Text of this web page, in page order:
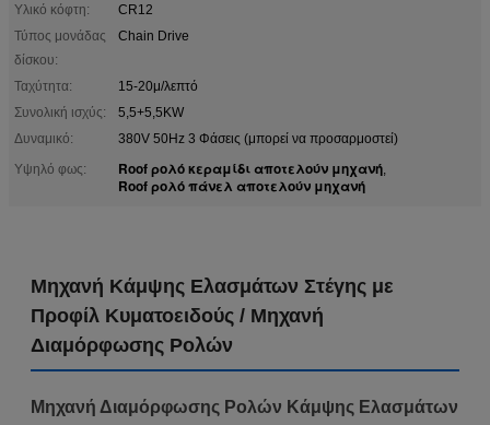
Υλικό κόφτη:
CR12
Τύπος μονάδας
δίσκου:
Chain Drive
Ταχύτητα:
15-20μ/λεπτό
Συνολική ισχύς:
5,5+5,5KW
Δυναμικό:
380V 50Hz 3 Φάσεις (μπορεί να προσαρμοστεί)
Υψηλό φως:
Roof ρολό κεραμίδι αποτελούν μηχανή,
Roof ρολό πάνελ αποτελούν μηχανή
Μηχανή Κάμψης Ελασμάτων Στέγης με
Προφίλ Κυματοειδούς / Μηχανή
Διαμόρφωσης Ρολών
Μηχανή Διαμόρφωσης Ρολών Κάμψης Ελασμάτων